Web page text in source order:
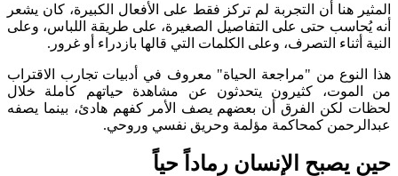
المثير هنا أن التجربة لم تركز فقط على الأفعال الكبيرة، كان يشعر
أنه يُحاسب حتى على التفاصيل الصغيرة، على طريقة اللباس، وعلى
النية أثناء التصرف، وعلى الكلمات التي قالها بازدراء أو غرور.
هذا النوع من "مراجعة الحياة" معروف في أدبيات تجارب الاقتراب
من الموت، كثيرون يتحدثون عن مشاهدة حياتهم كاملة خلال
لحظات لكن الفرق أن بعضهم يصف الأمر كفهم هادئ، بينما يصفه
عبدالرحمن كمحاكمة مؤلمة وحريق نفسي وروحي.
حين يصبح الإنسان رماداً حياً